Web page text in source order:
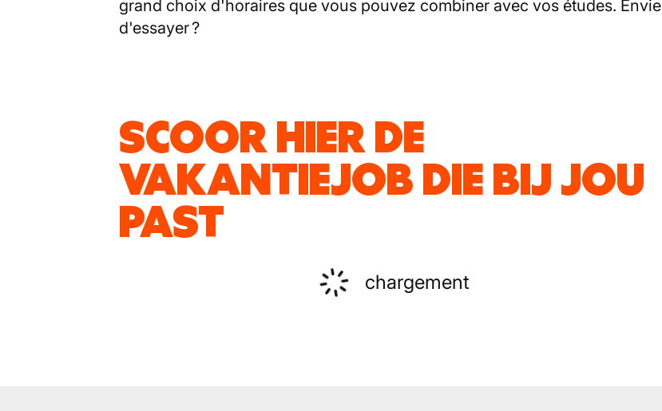
grand choix d'horaires que vous pouvez combiner avec vos études. Envie
d'essayer ?
SCOOR HIER DE
VAKANTIEJOB DIE BIJ JOU
PAST
chargement